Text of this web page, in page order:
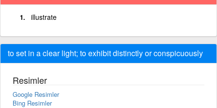
illustrate
to set in a clear light; to exhibit distinctly or conspicuously
Resimler
Google Resimler
Bing Resimler